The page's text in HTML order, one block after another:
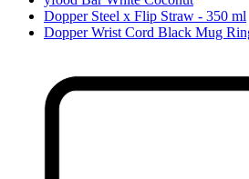
Dopper Steel x Flip Straw - 350 ml
Dopper Wrist Cord Black Mug